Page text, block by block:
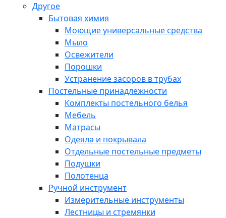
Другое
Бытовая химия
Моющие универсальные средства
Мыло
Освежители
Порошки
Устранение засоров в трубах
Постельные принадлежности
Комплекты постельного белья
Мебель
Матрасы
Одеяла и покрывала
Отдельные постельные предметы
Подушки
Полотенца
Ручной инструмент
Измерительные инструменты
Лестницы и стремянки